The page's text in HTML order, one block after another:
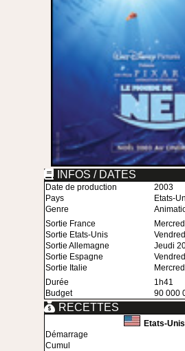
INFOS / DATES
Date de production
2003
Pays
Etats-
Genre
Sortie France
Sortie Etats-Unis
Sortie Allemagne
Jeudi
Sortie Espagne
Sortie Italie
Durée
1h41
Budget
90 000
RECETTES
Etats-Unis
Démarrage
Cumul